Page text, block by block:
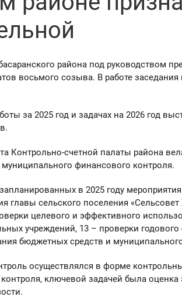
района под руководством
восьмого созыва. В работе
за 2025 год и задачах на 2026 год
Контрольно-счетной палаты района
финансового контроля.
в 2025 году
главы сельского поселения
целевого и эффективного
учреждений, 13 – проверки
бюджетных средств и
осуществлялся в форме
ключевой задачей была